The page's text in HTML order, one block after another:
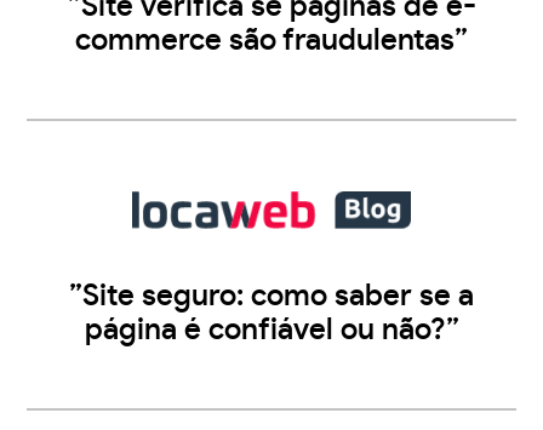
”Site verifica se páginas de e-
commerce são fraudulentas”
”Site seguro: como saber se a
página é confiável ou não?”